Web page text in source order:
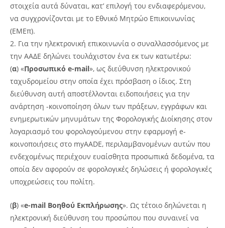
στοιχεία αυτά δύναται, κατ’ επιλογή του ενδιαφερόμενου,
να συγχρονίζονται με το Εθνικό Μητρώο Επικοινωνίας
(ΕΜΕπ).
Για την ηλεκτρονική επικοινωνία ο συναλλασσόμενος με
την ΑΑΔΕ δηλώνει τουλάχιστον ένα εκ των κατωτέρω:
(α) «Προσωπικό e-mail», ως διεύθυνση ηλεκτρονικού
ταχυδρομείου στην οποία έχει πρόσβαση ο ίδιος. Στη
διεύθυνση αυτή αποστέλλονται ειδοποιήσεις για την
ανάρτηση -κοινοποίηση όλων των πράξεων, εγγράφων και
ενημερωτικών μηνυμάτων της Φορολογικής Διοίκησης στον
λογαριασμό του φορολογούμενου στην εφαρμογή e-
κοινοποιήσεις στο myAADE, περιλαμβανομένων αυτών που
ενδεχομένως περιέχουν ευαίσθητα προσωπικά δεδομένα, τα
οποία δεν αφορούν σε φορολογικές δηλώσεις ή φορολογικές
υποχρεώσεις του πολίτη.
(β) «e-mail Βοηθού Εκπλήρωσης». Ως τέτοιο δηλώνεται η
ηλεκτρονική διεύθυνση του προσώπου που συναινεί να